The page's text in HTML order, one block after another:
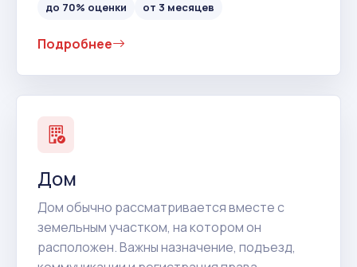
до 70% оценки от 3 месяцев
Подробнее
Дом
Дом обычно рассматривается вместе с
земельным участком, на котором он
расположен. Важны назначение, подъезд,